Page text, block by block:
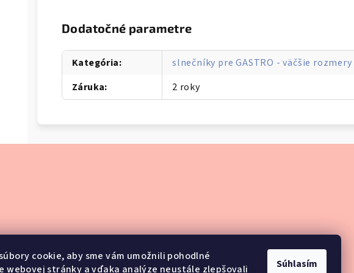
cookie, aby sme vám umožnili pohodlné
webovej stránky a vďaka analýze neustále zlepšovali
Súhlasím
Dodatočné parametre
Kategória:
slnečníky pre GASTRO - väčšie rozmery
Záruka: 2 roky